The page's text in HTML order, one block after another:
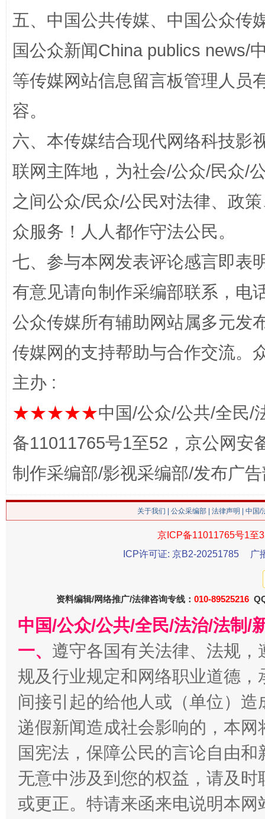
招工难、用工荒背后
网上购药对药下症？
这是一记警钟！ 谢
在谋一域中谋全局
今
五、中国公共传媒、中国公众传
国公众新闻China publics news/
等传媒网站信息留言板管理人员
容。
六、本传媒结合现代网络科技影
联网主阵地，为社会/公众/民众/
之间公众/民众/公民对法律、政
众服务！人人都作守法公民。
七、参与本网发表评论感言即表
有意见请向制作采编部联系，电
公众传媒所有辅助网站属多元发
传媒网的支持帮助与合作交流。
主办 :
★★★★★中国/公众/公共/全民/
备11011765号1至52，京公网安
制作采编部/影视采编部/发布广
关于我们 公众采编部 法律声明 | 中国
京ICP备11011765号1至
ICP许可证: 京B2-20251785
广
资料编辑/网络推广/法律咨询专线： 010-89525216
中国/公众/公共/全民/法治/法制/
一、 遵守各国有关法律、法规
规及行业规定和网络职业道德
间接引起的给他人或（单位）
递假新闻造成社会影响的，本
国宪法，保障公民的言论自由
无意中涉及到您的权益，请及
或更正。特请来函来电说明本